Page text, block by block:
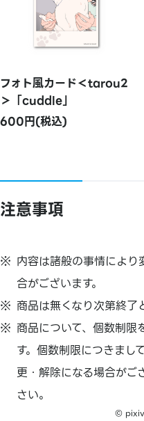
フォト風カード＜tarou2
＞「cuddle」
600円(税込)
注意事項
内容は諸般の事情によ
合がございます。
商品は無くなり次第終了
商品について、個数制限
す。個数制限につきまし
更・解除になる場合がご
さい。
©